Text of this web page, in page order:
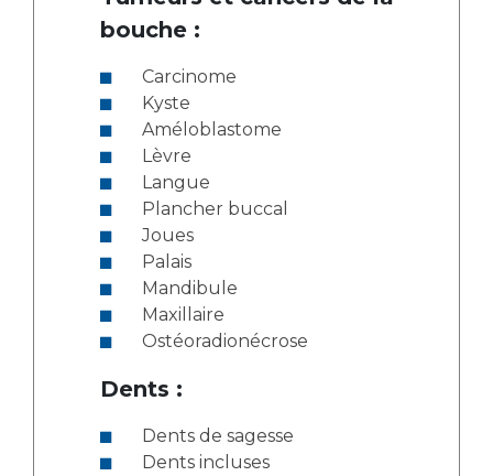
bouche :
Carcinome
Kyste
Améloblastome
Lèvre
Langue
Plancher buccal
Joues
Palais
Mandibule
Maxillaire
Ostéoradionécrose
Dents :
Dents de sagesse
Dents incluses